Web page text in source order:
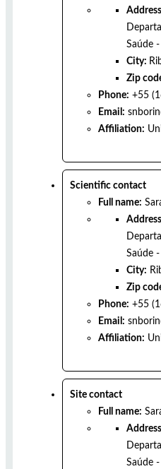
Saúde
City:
Zip
Phone: +55
Email:
Affiliation:
Scientific contact
Full name:
Saúde
City:
Zip
Phone: +55
Email:
Affiliation:
Site contact
Full name:
Saúde